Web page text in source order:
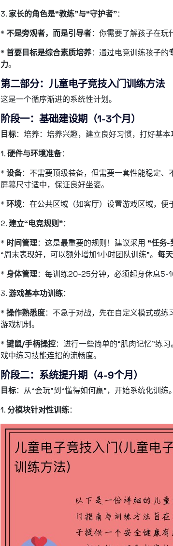
3. 家长的角色是“教练”与“守护者”：
*不是旁观者，而是引导者：你需要了解孩子在玩
*首要目标是综合素质培养：通过电竞训练孩子的
力。
第二部分：儿童电子竞技入门训练方法
这是一个循序渐进的系统性计划。
阶段一：基础建设期（1-3个月）
目标：培养：培养兴趣，建立良好习惯，打好基本
1.硬件与环境准备：
*设备：不需要顶级装备，但需要一套性能稳定、
屏幕尺寸适中，保证良好坐姿。
*环境：在公共区域（如客厅）设置游戏区域，便
2. 建立“电竞规则”：
* 时间管理：这是最重要的规则！建议采用 “任务-
“周末表现好，可以额外增加1小时团队训练”。 每
* 身体管理：每训练20-25分钟，必须起身休息5-
3.游戏基本功训练：
*操作熟悉度：不急于对战，先在自定义模式或
游戏机制。
*键鼠/手柄操控：进行一些简单的“肌肉记忆”练
戏中练习技能连招的流畅度。
阶段二：系统提升期（4-9个月）
目标：从“会玩”到“懂得如何赢”，开始系统化训练。
1.分模块针对性训练：